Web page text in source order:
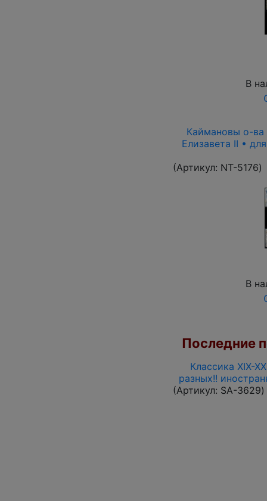
В
Каймановы о-ва
Елизавета II •
(Артикул: NT-5176)
В
Последние
Классика XIX-
разных!!
(Артикул: SA-3629)